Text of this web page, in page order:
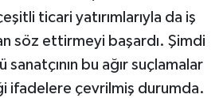
ticari yatırımlarıyla da iş
söz ettirmeyi başardı. Şimdi
bu ağır suçlamalar
ifadelere çevrilmiş durumda.